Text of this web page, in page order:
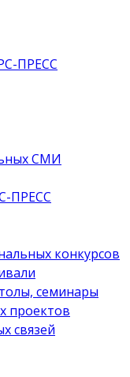
ПРЕСС
СМИ
ПРЕСС
конкурсов
семинары
проектов
связей